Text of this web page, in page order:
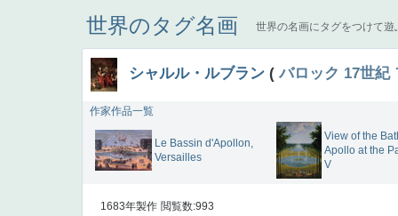
世界のタグ名画 世界の名画にタグをつけて遊
シャルル・ルブラン (バロック 17世紀
作家作品一覧
Le Bassin d'Apollon,
Versailles
View of the
Apollo at the
V
1683年製作 閲覧数:993